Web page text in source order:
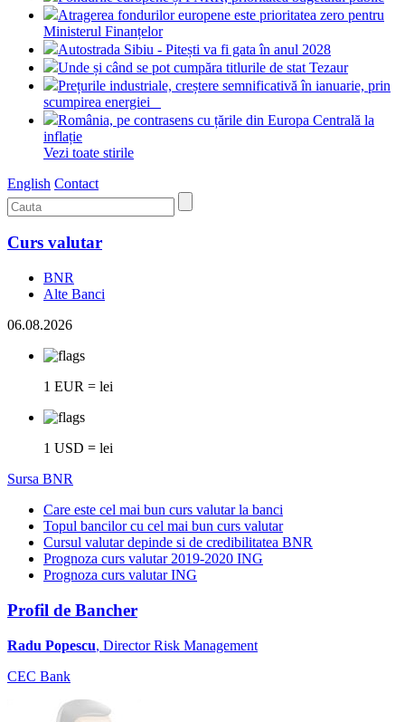
Atragerea fondurilor europene este prioritatea zero pentru
Ministerul Finanțelor
Autostrada Sibiu - Pitești va fi gata în anul 2028
Unde și când se pot cumpăra titlurile de stat Tezaur
Prețurile industriale, creștere semnificativă în ianuarie, prin
scumpirea energiei
România, pe contrasens cu țările din Europa Centrală la
inflație
Vezi toate stirile
English Contact
Curs valutar
BNR
Alte Banci
06.08.2026
1 EUR = lei
1 USD = lei
Sursa BNR
Care este cel mai bun curs valutar la banci
Topul bancilor cu cel mai bun curs valutar
Cursul valutar depinde si de credibilitatea BNR
Prognoza curs valutar 2019-2020 ING
Prognoza curs valutar ING
Profil de Bancher
Radu Popescu, Director Risk Management
CEC Bank